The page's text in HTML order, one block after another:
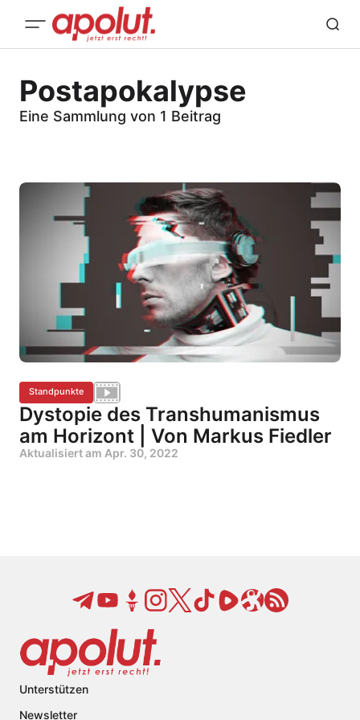
Postapokalypse
Eine Sammlung von 1 Beitrag
Standpunkte
Dystopie des Transhumanismus
am Horizont | Von Markus Fiedler
Aktualisiert am Apr. 30, 2022
Unterstützen
Newsletter